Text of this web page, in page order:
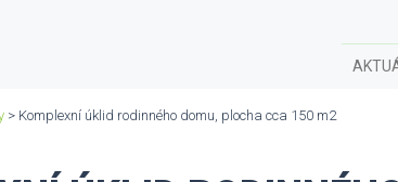
> Komplexní úklid rodinného domu, plocha cca 150 m2